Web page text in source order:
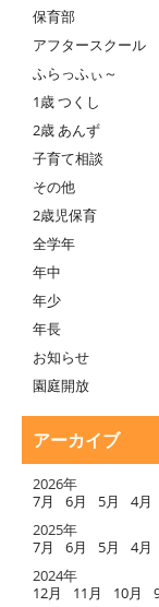
保育部
アフタースクール
ふらっふぃ～
1歳 つくし
2歳 あんず
子育て相談
その他
2歳児保育
全学年
年中
年少
年長
お知らせ
園庭開放
アーカイブ
2026年
7月
6月 5月
4月
2025年
7月
6月 5月 4月
2024年
12月
11月 10月